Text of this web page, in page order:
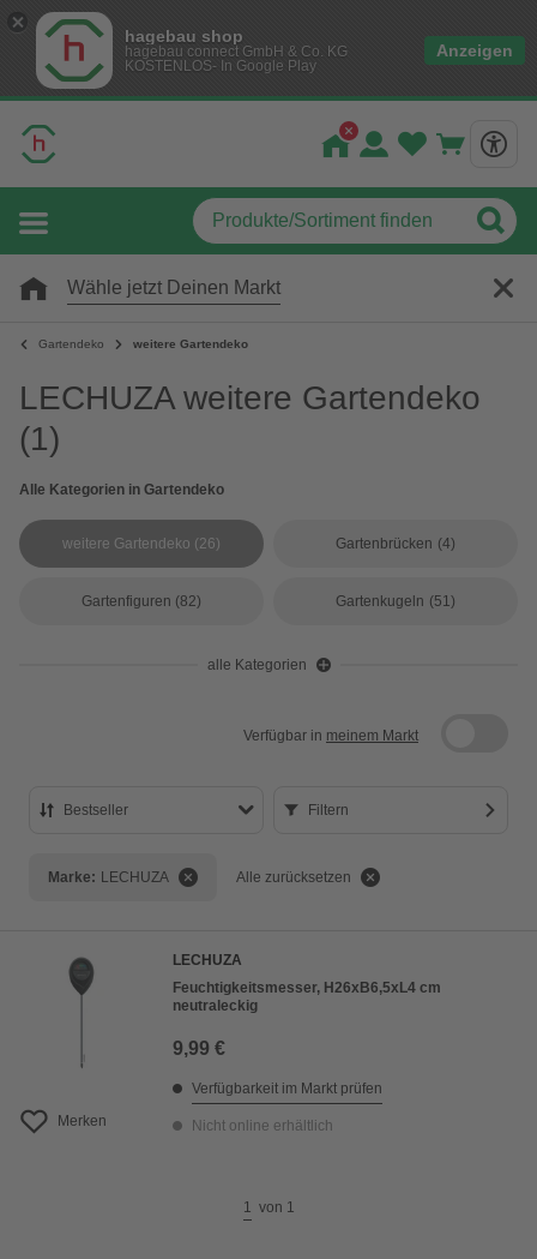
hagebau shop
hagebau connect GmbH & Co. KG
KOSTENLOS- In Google Play
Anzeigen
Wähle jetzt Deinen Markt
Gartendeko weitere Gartendeko
LECHUZA weitere Gartendeko
(1)
Alle Kategorien in Gartendeko
weitere Gartendeko (26) Gartenbrücken (4)
Gartenfiguren (82) Gartenkugeln (51)
alle Kategorien
Verfügbar in meinem Markt
Bestseller
Bewertung
Filtern
Marke: LECHUZA Alle zurücksetzen
Merken
LECHUZA
Feuchtigkeitsmesser, H26xB6,5xL4 cm
neutraleckig
9,99 €
Verfügbarkeit im Markt prüfen
Nicht online erhältlich
1 von 1